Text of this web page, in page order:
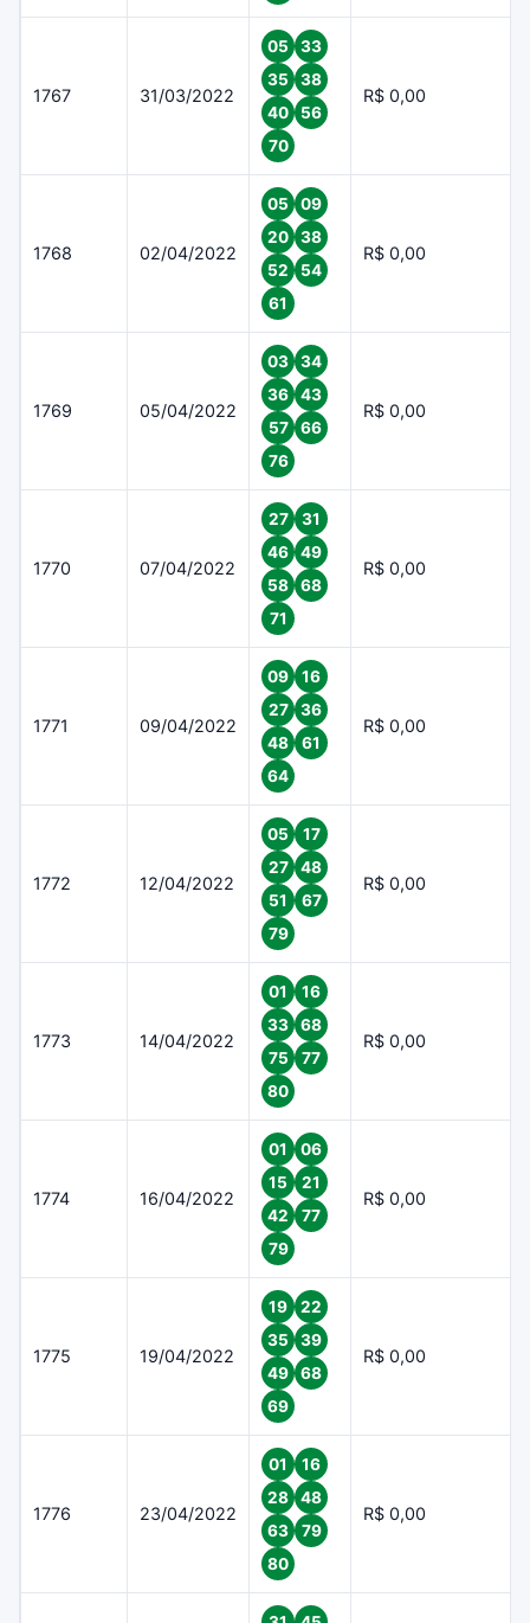
1767 31/03/2022
05
33
35
38
40
56
70
R$ 0,00
1768 02/04/2022
05
09
20
38
52
54
61
R$ 0,00
1769 05/04/2022
03
34
36
43
57
66
76
R$ 0,00
1770 07/04/2022
27
31
46
49
58
68
71
R$ 0,00
1771 09/04/2022
09
16
27
36
48
61
64
R$ 0,00
1772 12/04/2022
05
17
27
48
51
67
79
R$ 0,00
1773 14/04/2022
01
16
33
68
75
77
80
R$ 0,00
1774 16/04/2022
01
06
15
21
42
77
79
R$ 0,00
1775 19/04/2022
19
22
35
39
49
68
69
R$ 0,00
1776 23/04/2022
01
16
28
48
63
79
80
R$ 0,00